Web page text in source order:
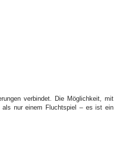
verbindet. Die Möglichkeit, mit
als nur einem Fluchtspiel – es ist ein